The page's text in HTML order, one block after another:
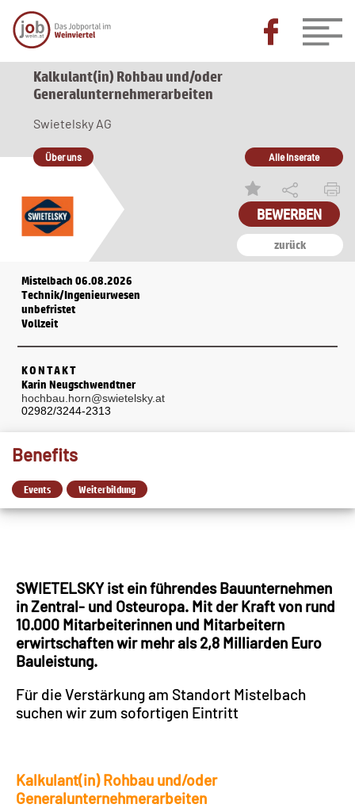
Kalkulant(in) Rohbau und/oder
Generalunternehmerarbeiten
zurück
Swietelsky AG
Über uns Alle Inserate
BEWERBEN
Mistelbach 06.08.2026
Technik/Ingenieurwesen
unbefristet
Vollzeit
KONTAKT
Karin Neugschwendtner
hochbau.horn@swietelsky.at
02982/3244-2313
Benefits
Events Weiterbildung
SWIETELSKY ist ein führendes Bauunternehmen
in Zentral- und Osteuropa. Mit der Kraft von rund
10.000 Mitarbeiterinnen und Mitarbeitern
erwirtschaften wir mehr als 2,8 Milliarden Euro
Bauleistung.
Für die Verstärkung am Standort Mistelbach
suchen wir zum sofortigen Eintritt
Kalkulant(in) Rohbau und/oder
Generalunternehmerarbeiten